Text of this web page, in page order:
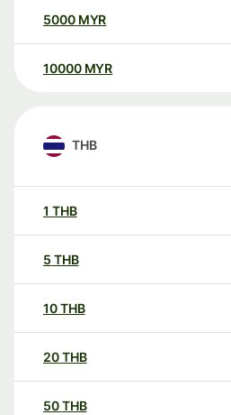
5000 MYR
10000 MYR
THB
1 THB
5 THB
10THB
20THB
50THB